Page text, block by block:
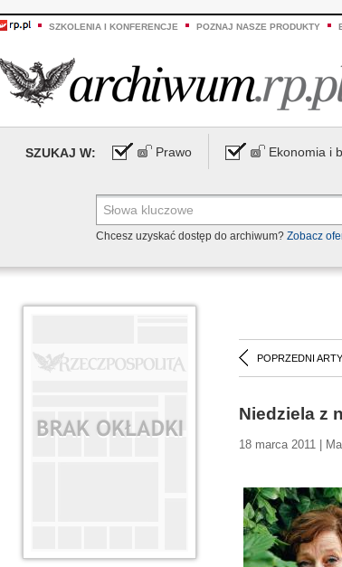
SZKOLENIA I KONFERENCJE POZNAJ NASZE PRODUKTY
SZUKAJ W: Prawo Ekonomia i
Chcesz uzyskać dostęp do archiwum? Zobacz
POPRZEDNI
Niedziela z
18 marca 2011 |